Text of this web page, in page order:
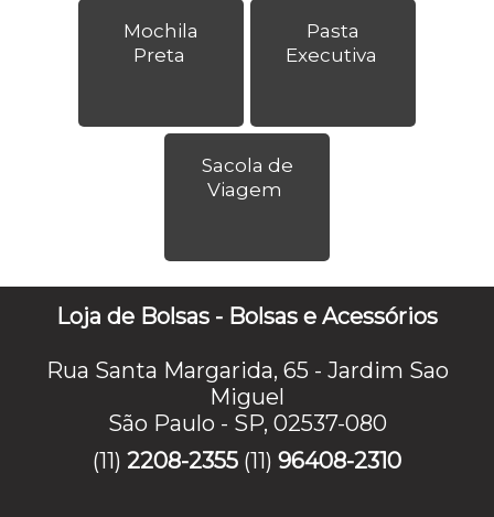
Mochila
Preta
Pasta
Executiva
Sacola de
Viagem
Loja de Bolsas - Bolsas e Acessórios
Rua Santa Margarida, 65 - Jardim Sao
Miguel
São Paulo - SP, 02537-080
(11) 2208-2355 (11) 96408-2310